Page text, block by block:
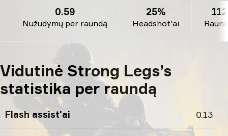
Nužudymų per raundą
0.59
Headshot'ai
25% 112
Vidutinė Strong Legs’s
statistika per raundą
Flash assist'ai 0.13